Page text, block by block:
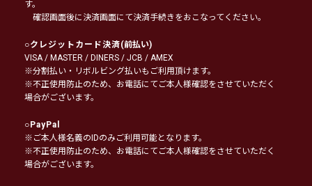
す。
確認画面後に決済画面にて決済手続きをおこなってください。
○クレジットカード決済(前払い)
VISA / MASTER / DINERS / JCB / AMEX
※分割払い・リボルビング払いもご利用頂けます。
※不正使用防止のため、お電話にてご本人様確認をさせていただく
場合がございます。
○PayPal
※ご本人様名義のIDのみご利用可能となります。
※不正使用防止のため、お電話にてご本人様確認をさせていただく
場合がございます。